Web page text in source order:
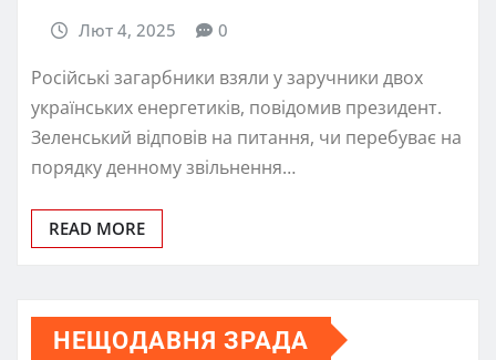
Лют 4, 2025 0
Російські загарбники взяли у заручники двох
українських енергетиків, повідомив президент.
Зеленський відповів на питання, чи перебуває на
порядку денному звільнення…
READ MORE
НЕЩОДАВНЯ ЗРАДА